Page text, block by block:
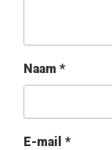
Naam *
E-mail *